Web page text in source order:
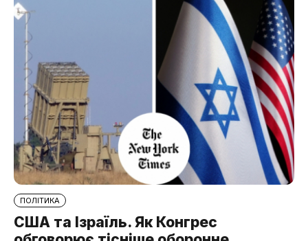
ПОЛІТИКА
США та Ізраїль. Як Конгрес